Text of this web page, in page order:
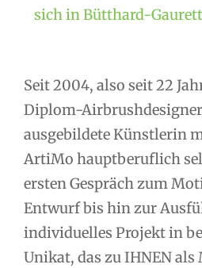
sich in Bütthard-
Seit 2004, also seit 22
Diplom-
ausgebildete Künstlerin
ArtiMo hauptberuflich
ersten Gespräch zum
Entwurf bis hin zur
individuelles Projekt in
Unikat, das zu IHNEN als